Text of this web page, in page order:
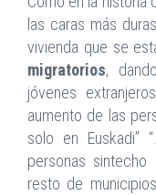
las caras más
vivienda que se
migratorios,
jóvenes
aumento de las
solo en Euskadi”
personas
resto de